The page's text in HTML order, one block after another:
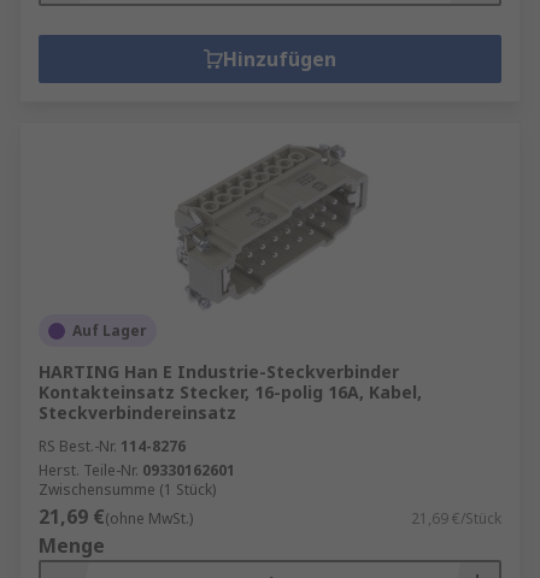
Hinzufügen
Auf Lager
HARTING Han E Industrie-Steckverbinder
Kontakteinsatz Stecker, 16-polig 16A, Kabel,
Steckverbindereinsatz
RS Best.-Nr. 114-8276
Herst. Teile-Nr. 09330162601
Zwischensumme (1 Stück)
21,69 €(ohne MwSt.) 21,69 €/Stück
Menge